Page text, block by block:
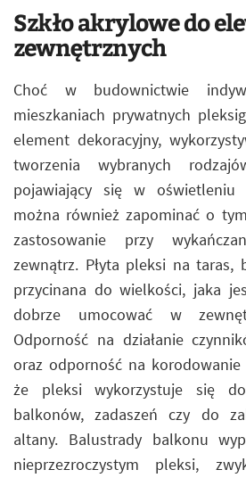
Szkło akrylowe do
zewnętrznych
Choć w budownictwie
mieszkaniach prywatnych
element dekoracyjny,
tworzenia wybranych
pojawiający się w
można również zapominać o
zastosowanie przy
zewnątrz. Płyta pleksi na taras,
przycinana do wielkości, jaka
dobrze umocować w
Odporność na działanie
oraz odporność na korodowanie
że pleksi wykorzystuje się
balkonów, zadaszeń czy do
altany. Balustrady balkonu
nieprzezroczystym pleksi,